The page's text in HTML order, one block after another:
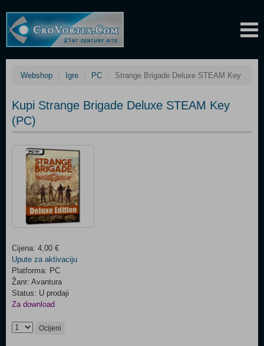
Webshop Igre PC Strange Brigade Deluxe STEAM Key
Kupi Strange Brigade Deluxe STEAM Key
(PC)
Cijena: 4,00 €
Upute za aktivaciju
Platforma: PC
Žanr: Avantura
Status: U prodaji
Za download
Ocijeni